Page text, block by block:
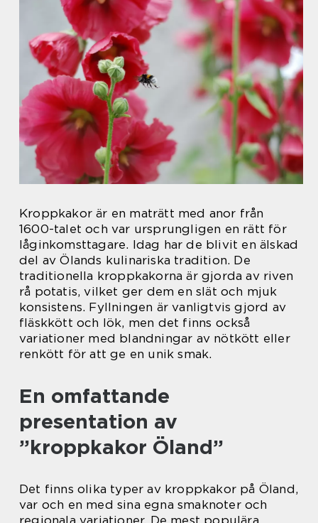
Kroppkakor är en maträtt med anor från
1600-talet och var ursprungligen en rätt för
låginkomsttagare. Idag har de blivit en älskad
del av Ölands kulinariska tradition. De
traditionella kroppkakorna är gjorda av riven
rå potatis, vilket ger dem en slät och mjuk
konsistens. Fyllningen är vanligtvis gjord av
fläskkött och lök, men det finns också
variationer med blandningar av nötkött eller
renkött för att ge en unik smak.
En omfattande
presentation av
”kroppkakor Öland”
Det finns olika typer av kroppkakor på Öland,
var och en med sina egna smaknoter och
regionala variationer. De mest populära